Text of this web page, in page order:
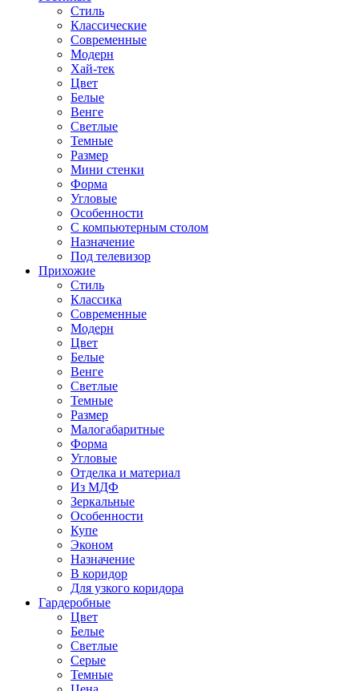
Стиль
Классические
Современные
Модерн
Хай-тек
Цвет
Белые
Венге
Светлые
Темные
Размер
Мини стенки
Форма
Угловые
Особенности
С компьютерным столом
Назначение
Под телевизор
Прихожие
Стиль
Классика
Современные
Модерн
Цвет
Белые
Венге
Светлые
Темные
Размер
Малогабаритные
Форма
Угловые
Отделка и материал
Из МДФ
Зеркальные
Особенности
Купе
Эконом
Назначение
В коридор
Для узкого коридора
Гардеробные
Цвет
Белые
Светлые
Серые
Темные